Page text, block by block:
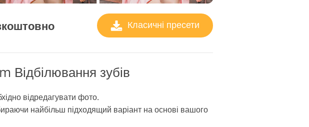
Класичні пресети
зубів
відредагувати фото.
найбільш підходящий варіант на основі вашого